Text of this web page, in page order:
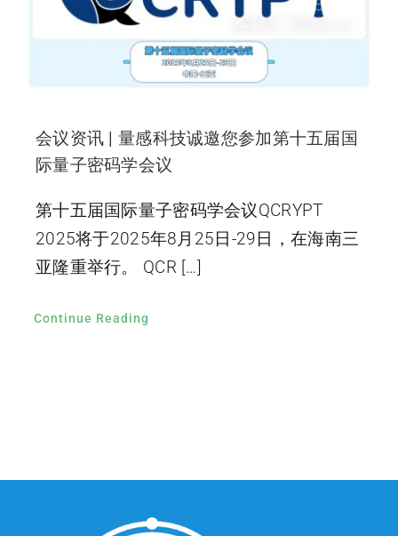
会议资讯 | 量感科技诚邀您参加第十五届国
际量子密码学会议
第十五届国际量子密码学会议QCRYPT
2025将于2025年8月25日-29日，在海南三
亚隆重举行。 QCR […]
Continue Reading